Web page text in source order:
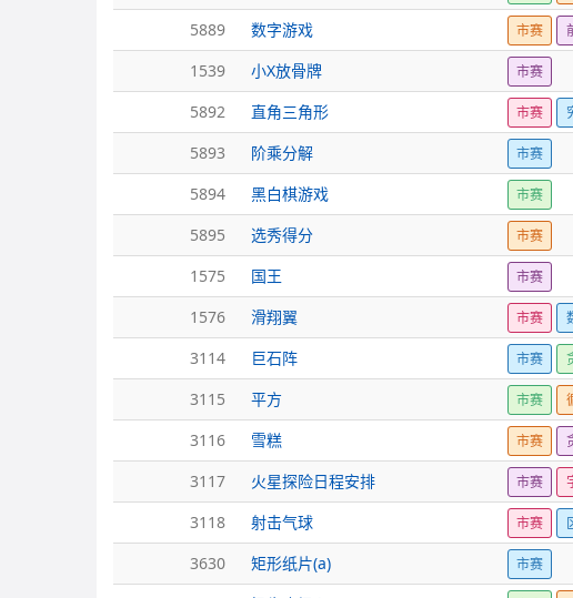
5889
数字游戏 市赛
1539
小X放骨牌 市赛
5892
直角三角形 市赛
5893
阶乘分解 市赛
5894
黑白棋游戏 市赛
5895
选秀得分 市赛
1575
国王 市赛
1576
滑翔翼 市赛
3114
巨石阵 市赛
3115
平方 市赛
3116
雪糕 市赛
3117
火星探险日程安排 市赛
3118
射击气球 市赛
3630
矩形纸片(a) 市赛